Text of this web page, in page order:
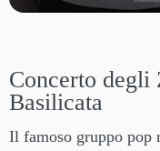
Concerto degli
Basilicata
Il famoso gruppo pop